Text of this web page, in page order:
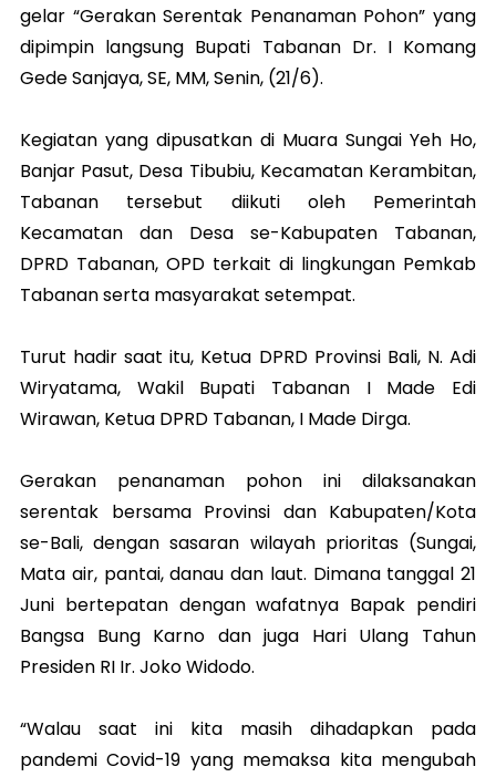
gelar “Gerakan Serentak Penanaman Pohon” yang
dipimpin langsung Bupati Tabanan Dr. I Komang
Gede Sanjaya, SE, MM, Senin, (21/6).
Kegiatan yang dipusatkan di Muara Sungai Yeh Ho,
Banjar Pasut, Desa Tibubiu, Kecamatan Kerambitan,
Tabanan tersebut diikuti oleh Pemerintah
Kecamatan dan Desa se-Kabupaten Tabanan,
DPRD Tabanan, OPD terkait di lingkungan Pemkab
Tabanan serta masyarakat setempat.
Turut hadir saat itu, Ketua DPRD Provinsi Bali, N. Adi
Wiryatama, Wakil Bupati Tabanan I Made Edi
Wirawan, Ketua DPRD Tabanan, I Made Dirga.
Gerakan penanaman pohon ini dilaksanakan
serentak bersama Provinsi dan Kabupaten/Kota
se-Bali, dengan sasaran wilayah prioritas (Sungai,
Mata air, pantai, danau dan laut. Dimana tanggal 21
Juni bertepatan dengan wafatnya Bapak pendiri
Bangsa Bung Karno dan juga Hari Ulang Tahun
Presiden RI Ir. Joko Widodo.
“Walau saat ini kita masih dihadapkan pada
pandemi Covid-19 yang memaksa kita mengubah